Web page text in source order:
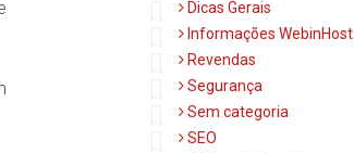
Dicas Gerais
Informações WebinHost
Revendas
Segurança
Sem categoria
SEO